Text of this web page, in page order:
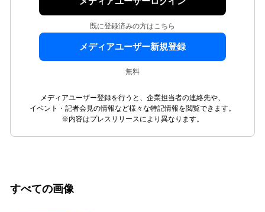
既に登録済みの方はこちら
メディアユーザー新規登録
無料
メディアユーザー登録を行うと、企業担当者の連絡先や、
イベント・記者会見の情報など様々な特記情報を閲覧できます。
※内容はプレスリリースにより異なります。
すべての画像